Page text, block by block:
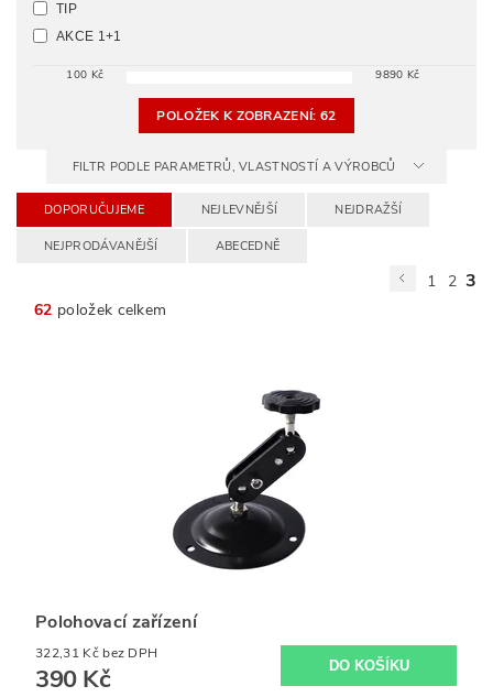
TIP
AKCE 1+1
100 Kč 9890 Kč
POLOŽEK K ZOBRAZENÍ:62
FILTR PODLE PARAMETRŮ, VLASTNOSTÍ A VÝROBCŮ
DOPORUČUJEME NEJLEVNĚJŠÍ NEJDRAŽŠÍ
NEJPRODÁVANĚJŠÍ ABECEDNĚ
1 2 3
62 položek celkem
Polohovací zařízení
322,31 Kč bez DPH
390 Kč